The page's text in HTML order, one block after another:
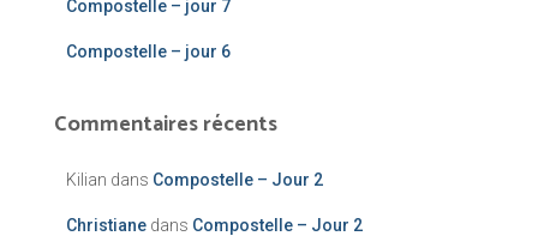
Compostelle – jour 7
Compostelle – jour 6
Commentaires récents
Kilian dans Compostelle – Jour 2
Christiane dans Compostelle – Jour 2